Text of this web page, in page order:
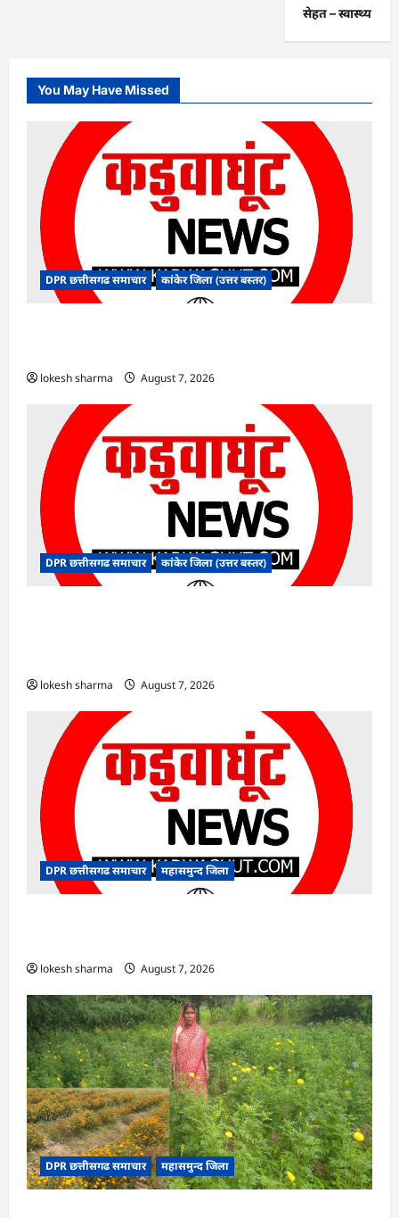
सेहत – स्‍वास्‍थ्‍य
You May Have Missed
DPR छत्तीसगढ समाचार कांकेर जिला (उत्तर बस्तर)
lokesh sharma August 7, 2026
DPR छत्तीसगढ समाचार कांकेर जिला (उत्तर बस्तर)
lokesh sharma August 7, 2026
DPR छत्तीसगढ समाचार महासमुन्द जिला
lokesh sharma August 7, 2026
DPR छत्तीसगढ समाचार महासमुन्द जिला